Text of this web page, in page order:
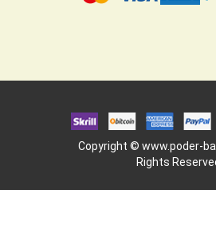
Copyright © www.poder-
Rights